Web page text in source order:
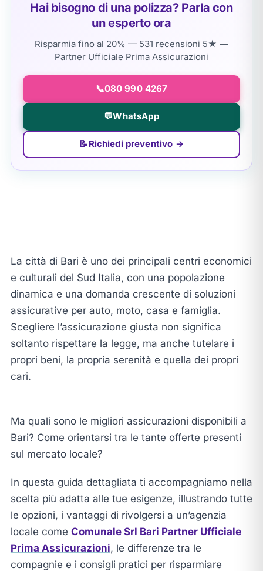
Hai bisogno di una polizza? Parla con
un esperto ora
Risparmia fino al 20% — 531 recensioni 5★ —
Partner Ufficiale Prima Assicurazioni
📞080 990 4267
💬WhatsApp
📝Richiedi preventivo →
La città di Bari è uno dei principali centri economici
e culturali del Sud Italia, con una popolazione
dinamica e una domanda crescente di soluzioni
assicurative per auto, moto, casa e famiglia.
Scegliere l’assicurazione giusta non significa
soltanto rispettare la legge, ma anche tutelare i
propri beni, la propria serenità e quella dei propri
cari.
Ma quali sono le migliori assicurazioni disponibili a
Bari? Come orientarsi tra le tante offerte presenti
sul mercato locale?
In questa guida dettagliata ti accompagniamo nella
scelta più adatta alle tue esigenze, illustrando tutte
le opzioni, i vantaggi di rivolgersi a un’agenzia
locale come Comunale Srl Bari Partner Ufficiale
Prima Assicurazioni, le differenze tra le
compagnie e i consigli pratici per risparmiare